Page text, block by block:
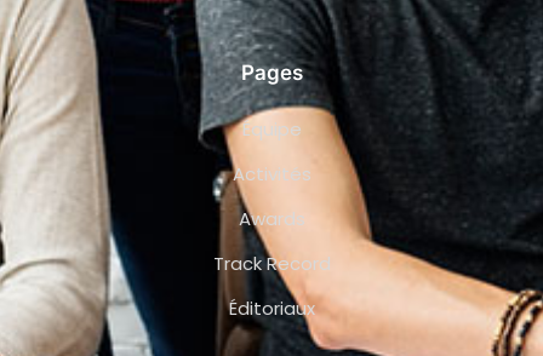
Pages
Équipe
Activités
Awards
Track Record
Éditoriaux